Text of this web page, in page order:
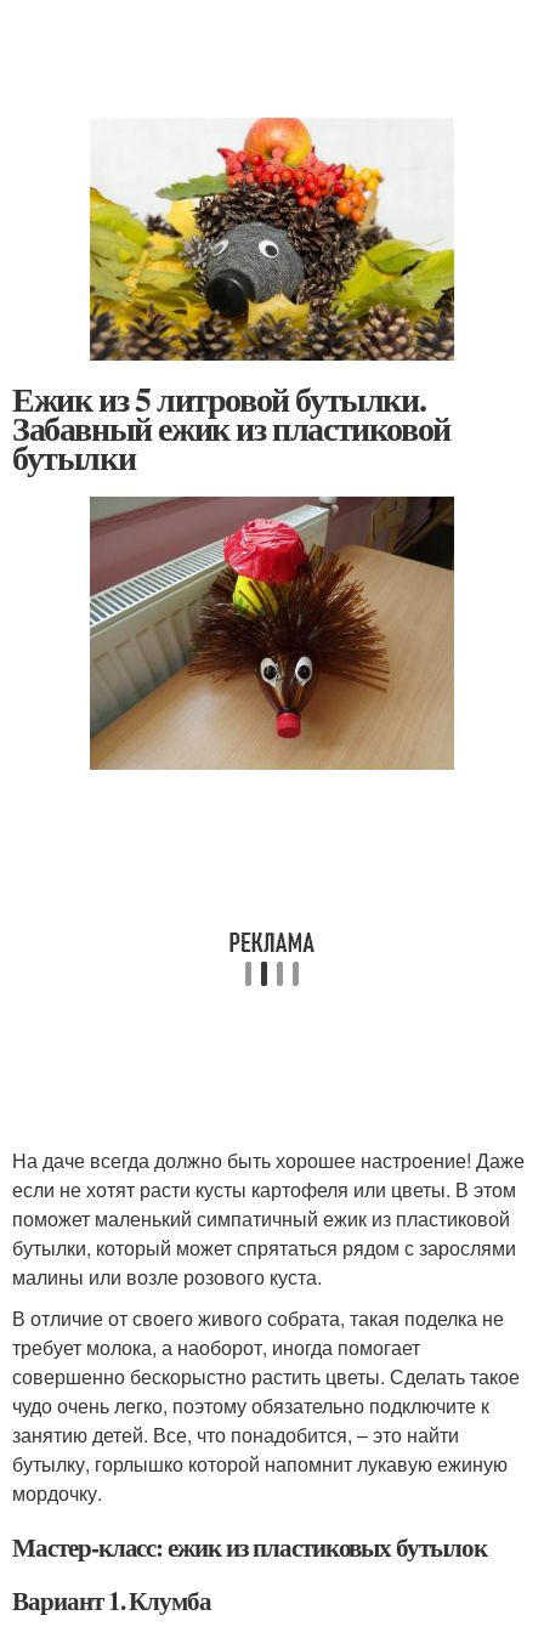
Ежик из 5 литровой бутылки.
Забавный ежик из пластиковой
бутылки
На даче всегда должно быть хорошее настроение! Даже
если не хотят расти кусты картофеля или цветы. В этом
поможет маленький симпатичный ежик из пластиковой
бутылки, который может спрятаться рядом с зарослями
малины или возле розового куста.
В отличие от своего живого собрата, такая поделка не
требует молока, а наоборот, иногда помогает
совершенно бескорыстно растить цветы. Сделать такое
чудо очень легко, поэтому обязательно подключите к
занятию детей. Все, что понадобится, – это найти
бутылку, горлышко которой напомнит лукавую ежиную
мордочку.
Мастер-класс: ежик из пластиковых бутылок
Вариант 1. Клумба